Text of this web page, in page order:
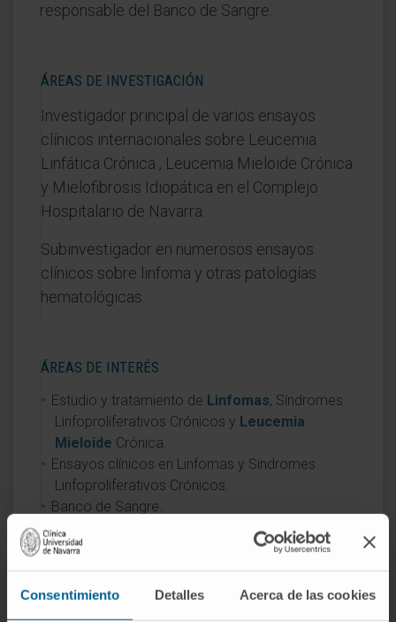
Consentimiento Detalles Acerca de las cookies
responsable del Banco de Sangre.
ÁREAS DE INVESTIGACIÓN
Investigador principal de varios ensayos
clínicos internacionales sobre Leucemia
Linfática Crónica , Leucemia Mieloide Crónica
y Mielofibrosis Idiopática en el Complejo
Hospitalario de Navarra.
Subinvestigador en numerosos ensayos
clínicos sobre linfoma y otras patologías
hematológicas.
ÁREAS DE INTERÉS
Estudio y tratamiento de Linfomas, Síndromes
Linfoproliferativos Crónicos y Leucemia
Mieloide Crónica.
Ensayos clínicos en Linfomas y Síndromes
Linfoproliferativos Crónicos.
Banco de Sangre.